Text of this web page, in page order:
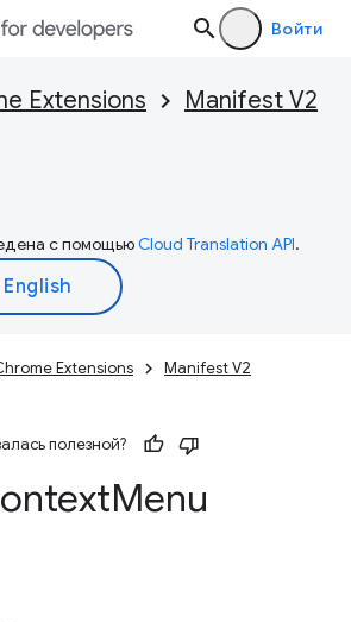
Войти
Extensions
Manifest V2
с помощьюCloud Translation API.
Extensions
Manifest V2
полезной?
Menu